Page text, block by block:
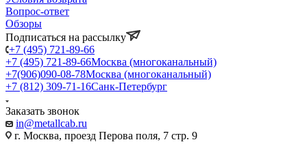
Вопрос-ответ
Обзоры
Подписаться на рассылку
+7 (495) 721-89-66
+7 (495) 721-89-66Москва (многоканальный)
+7(906)090-08-78Москва (многоканальный)
+7 (812) 309-71-16Санк-Петербург
Заказать звонок
in@metallcab.ru
г. Москва, проезд Перова поля, 7 стр. 9